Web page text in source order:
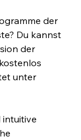
der
Du kannst
der
unter
intuitive